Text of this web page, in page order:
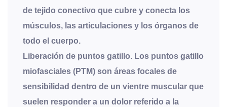
de tejido conectivo que cubre y conecta los
músculos, las articulaciones y los órganos de
todo el cuerpo.
Liberación de puntos gatillo. Los puntos gatillo
miofasciales (PTM) son áreas focales de
sensibilidad dentro de un vientre muscular que
suelen responder a un dolor referido a la